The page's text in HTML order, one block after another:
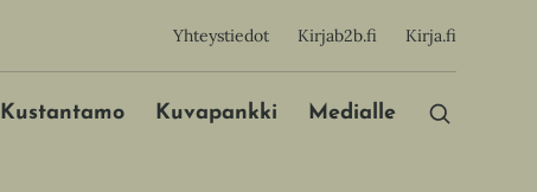
Yhteystiedot Kirjab2b.fi Kirja.fi
Päävalikko
Kustantamo Kuvapankki Medialle